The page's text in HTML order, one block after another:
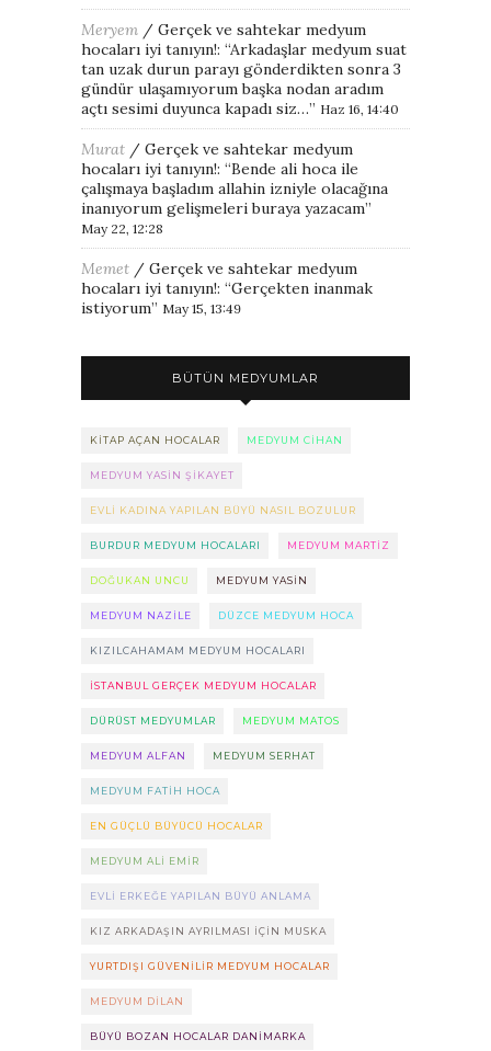
Meryem / Gerçek ve sahtekar medyum
hocaları iyi tanıyın!: “Arkadaşlar medyum suat
tan uzak durun parayı gönderdikten sonra 3
gündür ulaşamıyorum başka nodan aradım
açtı sesimi duyunca kapadı siz…” Haz 16, 14:40
Murat / Gerçek ve sahtekar medyum
hocaları iyi tanıyın!: “Bende ali hoca ile
çalışmaya başladım allahin izniyle olacağına
inanıyorum gelişmeleri buraya yazacam”
May 22, 12:28
Memet / Gerçek ve sahtekar medyum
hocaları iyi tanıyın!: “Gerçekten inanmak
istiyorum” May 15, 13:49
BÜTÜN MEDYUMLAR
KITAP AÇAN HOCALAR MEDYUM CIHAN
MEDYUM YASIN ŞIKAYET
EVLI KADINA YAPILAN BÜYÜ NASIL BOZULUR
BURDUR MEDYUM HOCALARI MEDYUM MARTIZ
DOĞUKAN UNCU MEDYUM YASIN
MEDYUM NAZILE DÜZCE MEDYUM HOCA
KIZILCAHAMAM MEDYUM HOCALARI
ISTANBUL GERÇEK MEDYUM HOCALAR
DÜRÜST MEDYUMLAR MEDYUM MATOS
MEDYUM ALFAN MEDYUM SERHAT
MEDYUM FATIH HOCA
EN GÜÇLÜ BÜYÜCÜ HOCALAR
MEDYUM ALI EMIR
EVLI ERKEĞE YAPILAN BÜYÜ ANLAMA
KIZ ARKADAŞIN AYRILMASI IÇIN MUSKA
YURTDIŞI GÜVENILIR MEDYUM HOCALAR
MEDYUM DILAN
BÜYÜ BOZAN HOCALAR DANIMARKA